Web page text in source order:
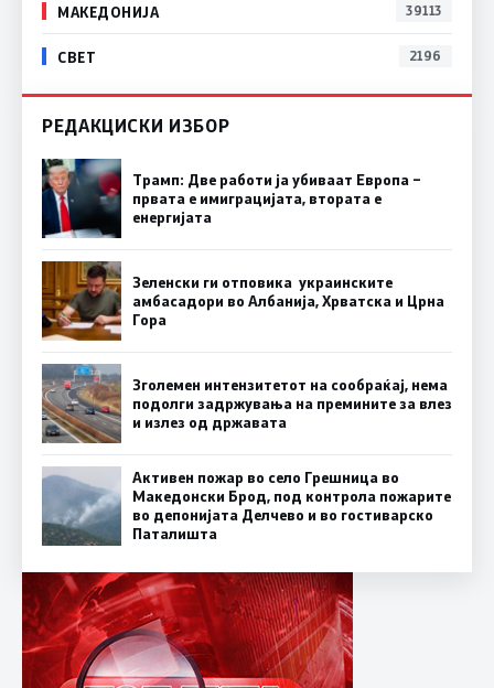
МАКЕДОНИЈА 39113
СВЕТ 2196
РЕДАКЦИСКИ ИЗБОР
Трамп: Две работи ја убиваат Европа –
првата е имиграцијата, втората е
енергијата
Зеленски ги отповика украинските
амбасадори во Албанија, Хрватска и Црна
Гора
Зголемен интензитетот на сообраќај, нема
подолги задржувања на премините за влез
и излез од државата
Активен пожар во село Грешница во
Македонски Брод, под контрола пожарите
во депонијата Делчево и во гостиварско
Паталишта